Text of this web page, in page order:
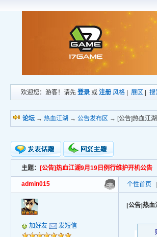
欢迎您：游客！请先登录 或注册 风格 |展区 |搜
论坛 →热血江湖 →公告发布区 → [公告]热血江
新的主题
投票帖
小字报
主题： [公告]热血江湖9月19日例行维护开机公告
admin015 个性首页
加好友 发短信
[公告]热血